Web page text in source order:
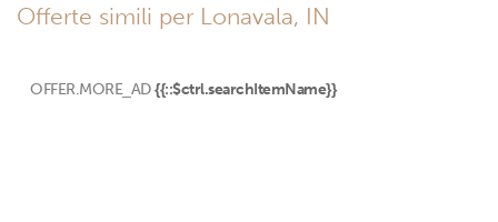
Offerte simili per Lonavala, IN
OFFER.MORE_AD {{::$ctrl.searchItemName}}